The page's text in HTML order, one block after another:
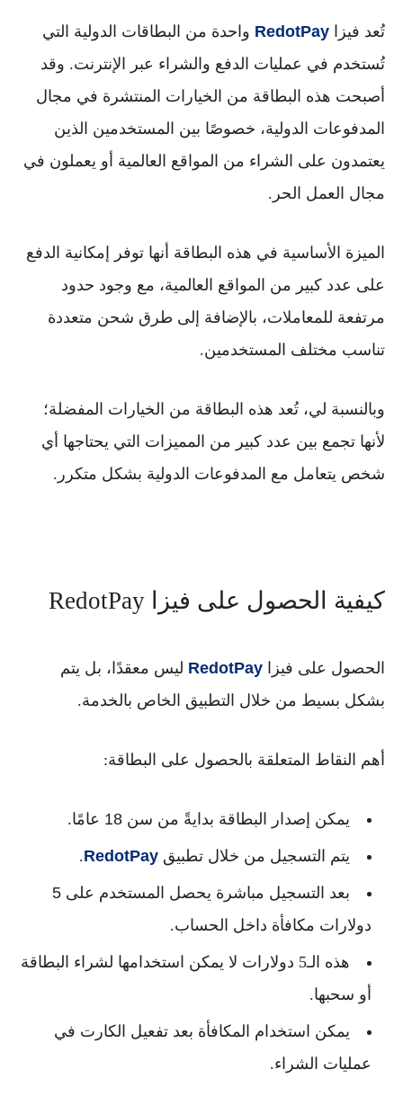
تُعد فيزا RedotPay واحدة من البطاقات الدولية التي
تُستخدم في عمليات الدفع والشراء عبر الإنترنت. وقد
أصبحت هذه البطاقة من الخيارات المنتشرة في مجال
المدفوعات الدولية، خصوصًا بين المستخدمين الذين
يعتمدون على الشراء من المواقع العالمية أو يعملون في
مجال العمل الحر.
الميزة الأساسية في هذه البطاقة أنها توفر إمكانية الدفع
على عدد كبير من المواقع العالمية، مع وجود حدود
مرتفعة للمعاملات، بالإضافة إلى طرق شحن متعددة
تناسب مختلف المستخدمين.
وبالنسبة لي، تُعد هذه البطاقة من الخيارات المفضلة؛
لأنها تجمع بين عدد كبير من المميزات التي يحتاجها أي
شخص يتعامل مع المدفوعات الدولية بشكل متكرر.
كيفية الحصول على فيزا RedotPay
الحصول على فيزا RedotPay ليس معقدًا، بل يتم
بشكل بسيط من خلال التطبيق الخاص بالخدمة.
أهم النقاط المتعلقة بالحصول على البطاقة:
يمكن إصدار البطاقة بدايةً من سن 18 عامًا .
يتم التسجيل من خلال تطبيق RedotPay
.
بعد التسجيل مباشرة يحصل المستخدم على 5
دولارات مكافأة داخل الحساب.
هذه الـ5 دولارات لا يمكن استخدامها لشراء البطاقة
أو سحبها.
يمكن استخدام المكافأة بعد تفعيل الكارت في
عمليات الشراء.